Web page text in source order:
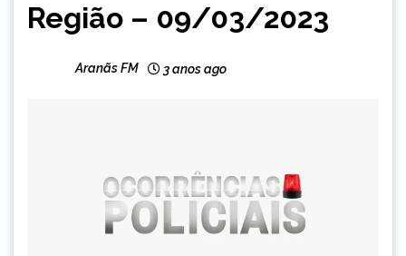
Região – 09/03/2023
Aranãs FM 3 anos ago